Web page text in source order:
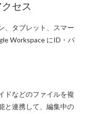
セス
、タブレット、スマー
Workspace にID・パ
ドなどのファイルを複
と連携して、編集中の